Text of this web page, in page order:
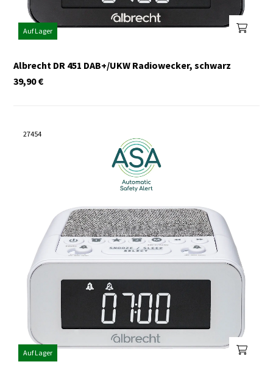
Auf Lager
Albrecht DR 451 DAB+/UKW Radiowecker, schwarz
€
39,90
27454
Auf Lager